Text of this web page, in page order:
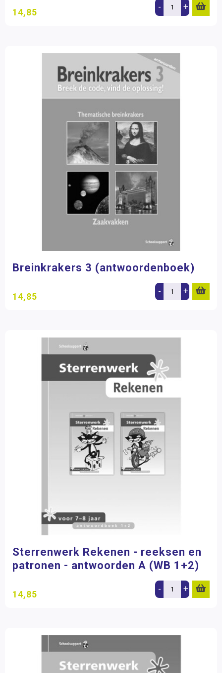
14,85 - +
Breinkrakers 3 (antwoordenboek)
14,85 - +
Sterrenwerk Rekenen - reeksen en
patronen - antwoorden A (WB 1+2)
14,85 - +